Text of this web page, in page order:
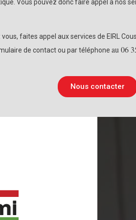
Vous pouvez donc faire appel à nos
faites appel aux services de EIRL
de contact ou par téléphone au 06
Nous contacter